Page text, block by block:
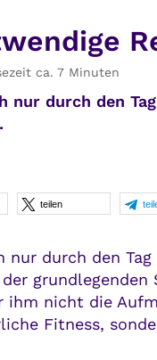
ca. 7 Minuten
nur durch den
teilen
nur durch den
grundlegenden
nicht die
Fitness,